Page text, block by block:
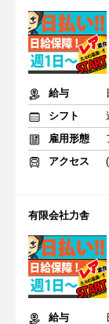
給与
シフト
雇用形態
アクセス
有限会社力舎
給与